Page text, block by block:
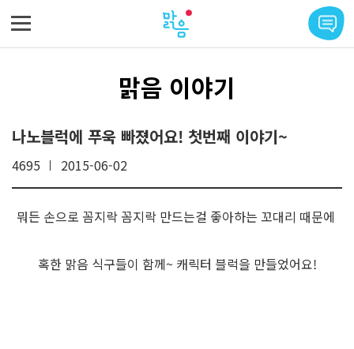
맑음 이야기
나노블럭에 푸욱 빠졌어요! 첫번째 이야기~
4695 2015-06-02
뭐든 손으로 꼼지락 꼼지락 만드는걸 좋아하는 꼬대리 때문에
혹한 맑음 식구들이 함께~ 캐릭터 블럭을 만들었어요!